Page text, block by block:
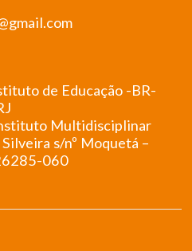
de Educação -BR-
Multidisciplinar
s/nº Moquetá –
060